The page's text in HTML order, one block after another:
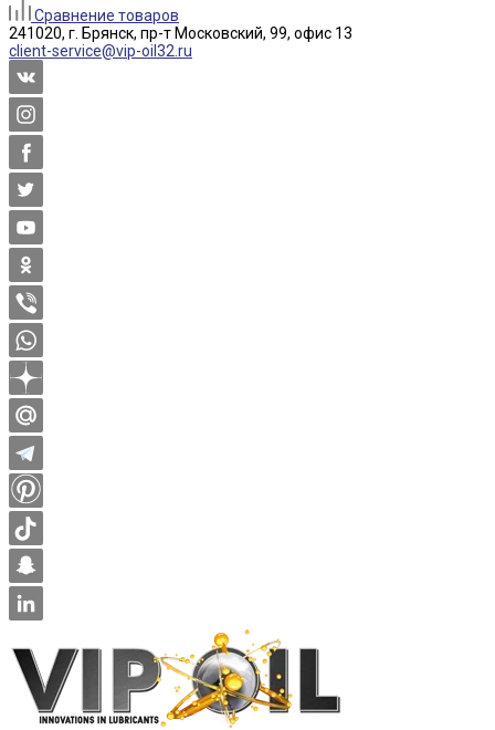
Сравнение товаров
241020, г. Брянск, пр-т Московский, 99, офис 13
client-service@vip-oil32.ru